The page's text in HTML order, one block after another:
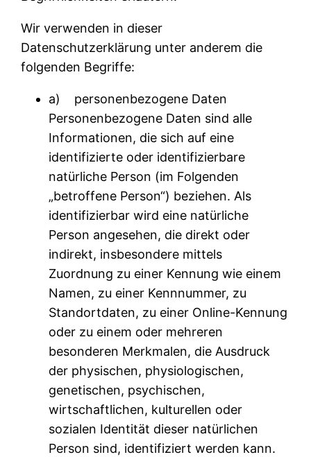
Wir verwenden in dieser
Datenschutzerklärung unter anderem die
folgenden Begriffe:
a) personenbezogene Daten
Personenbezogene Daten sind alle
Informationen, die sich auf eine
identifizierte oder identifizierbare
natürliche Person (im Folgenden
„betroffene Person“) beziehen. Als
identifizierbar wird eine natürliche
Person angesehen, die direkt oder
indirekt, insbesondere mittels
Zuordnung zu einer Kennung wie einem
Namen, zu einer Kennnummer, zu
Standortdaten, zu einer Online-Kennung
oder zu einem oder mehreren
besonderen Merkmalen, die Ausdruck
der physischen, physiologischen,
genetischen, psychischen,
wirtschaftlichen, kulturellen oder
sozialen Identität dieser natürlichen
Person sind, identifiziert werden kann.